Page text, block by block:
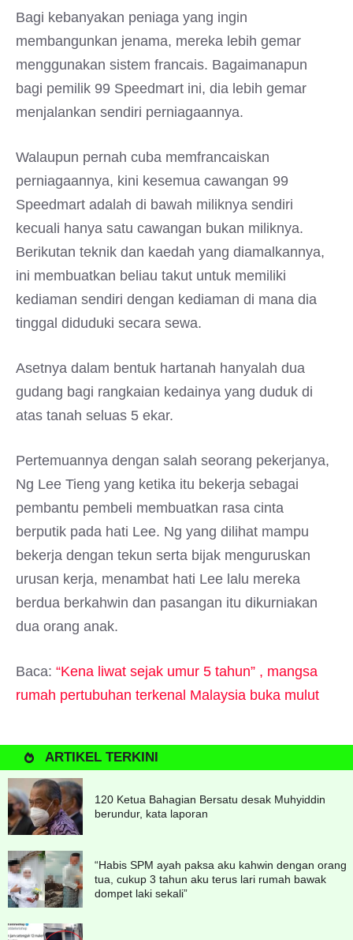
Bagi kebanyakan peniaga yang ingin
membangunkan jenama, mereka lebih gemar
menggunakan sistem francais. Bagaimanapun
bagi pemilik 99 Speedmart ini, dia lebih gemar
menjalankan sendiri perniagaannya.
Walaupun pernah cuba memfrancaiskan
perniagaannya, kini kesemua cawangan 99
Speedmart adalah di bawah miliknya sendiri
kecuali hanya satu cawangan bukan miliknya.
Berikutan teknik dan kaedah yang diamalkannya,
ini membuatkan beliau takut untuk memiliki
kediaman sendiri dengan kediaman di mana dia
tinggal diduduki secara sewa.
Asetnya dalam bentuk hartanah hanyalah dua
gudang bagi rangkaian kedainya yang duduk di
atas tanah seluas 5 ekar.
Pertemuannya dengan salah seorang pekerjanya,
Ng Lee Tieng yang ketika itu bekerja sebagai
pembantu pembeli membuatkan rasa cinta
berputik pada hati Lee. Ng yang dilihat mampu
bekerja dengan tekun serta bijak menguruskan
urusan kerja, menambat hati Lee lalu mereka
berdua berkahwin dan pasangan itu dikurniakan
dua orang anak.
Baca: “Kena liwat sejak umur 5 tahun” , mangsa
rumah pertubuhan terkenal Malaysia buka mulut
ARTIKEL TERKINI
120 Ketua Bahagian Bersatu desak Muhyiddin
berundur, kata laporan
“Habis SPM ayah paksa aku kahwin dengan orang
tua, cukup 3 tahun aku terus lari rumah bawak
dompet laki sekali”